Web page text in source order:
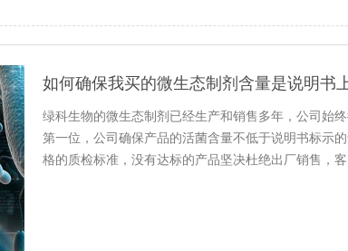
绿科生物的微生态制剂已经生产和销售多年，公司始
第一位，公司确保产品的活菌含量不低于说明书标示
格的质检标准，没有达标的产品坚决杜绝出厂销售，